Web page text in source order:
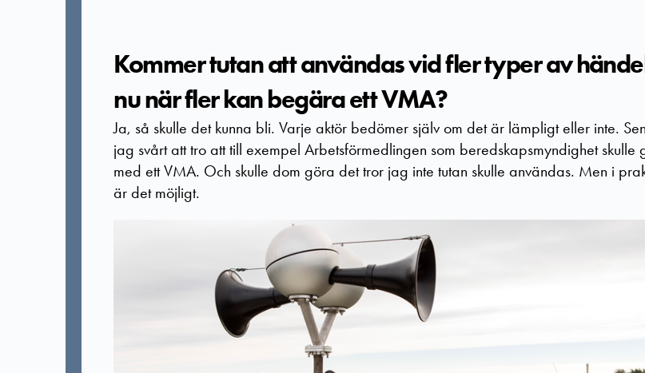
Kommer tutan att användas vid fler typer av
nu när fler kan begära ett VMA?
Ja, så skulle det kunna bli. Varje aktör bedömer själv om det är lämpligt eller inte.
jag svårt att tro att till exempel Arbetsförmedlingen som beredskapsmyndighet skulle
med ett VMA. Och skulle dom göra det tror jag inte tutan skulle användas. Men i
är det möjligt.